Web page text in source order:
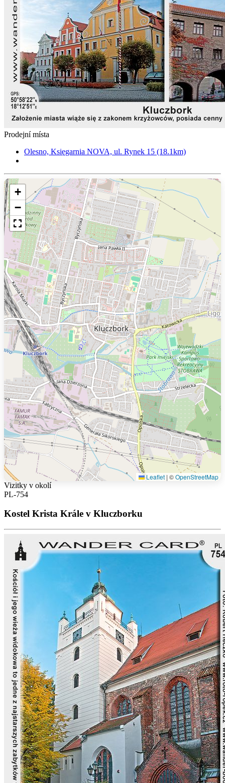
Prodejní místa
Olesno, Księgarnia NOVA, ul. Rynek 15 (18.1km)
+
−
Leaflet | ©OpenStreetMap
Vizitky v okolí
PL-754
Kostel Krista Krále v Kluczborku